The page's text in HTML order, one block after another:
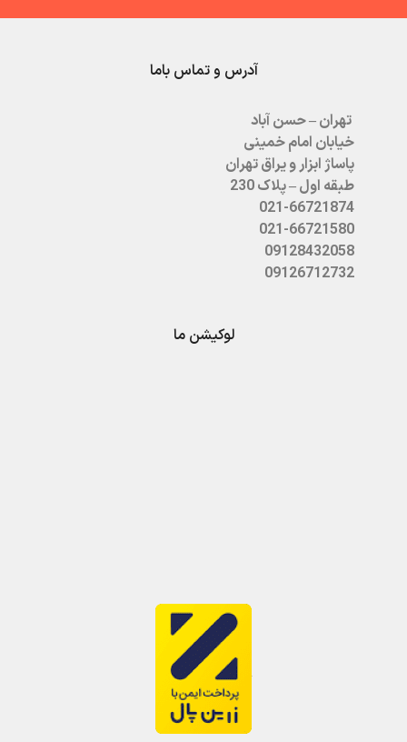
آدرس و تماس باما
تهران – حسن آباد
خیابان امام خمینی
پاساژ ابزار و یراق تهران
طبقه اول – پلاک 230
021-66721874
021-66721580
09128432058
09126712732
لوکیشن ما